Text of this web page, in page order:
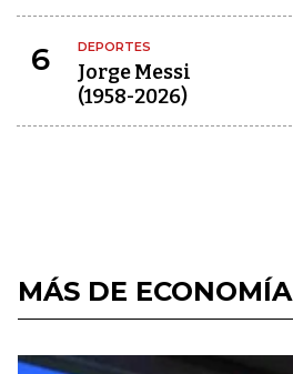
6 DEPORTES
Jorge Messi
(1958-2026)
MÁS DE ECONOMÍA